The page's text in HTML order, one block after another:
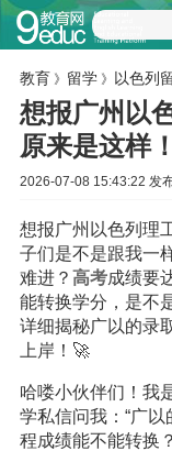
教育 》 留学》 以色列
想报广州以
原来是这样！
2026-07-08 15:43:22 发
想报广州以色列理
子们是不是跟我一
难进？ 高考成绩要
能转换学分，是不
详细揭秘广以的录
上岸！🚀
哈喽小伙伴们！我
学私信问我：“广以
程成绩能不能转换